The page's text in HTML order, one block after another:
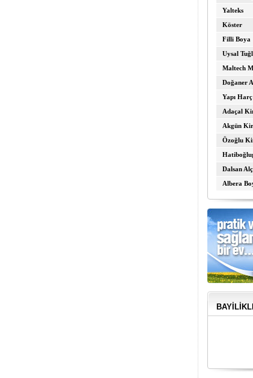
Yalteks
Köster
Filli Boya
Uysal
Maltech
Doğaner
Yapı Harç
Adaçal
Akgün
Özoğlu
Dalsan
Albera